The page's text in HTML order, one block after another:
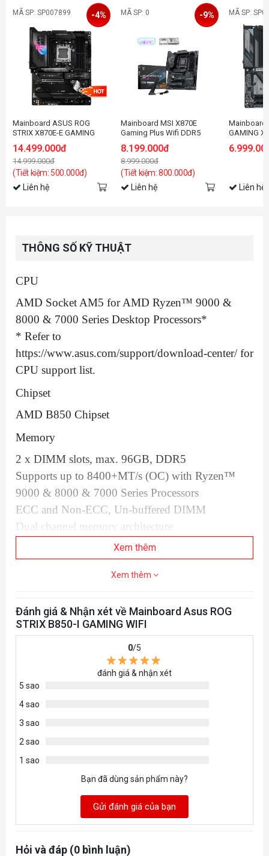
MÃ SP: SP007899
Mainboard ASUS ROG
STRIX X870E-E GAMING
14.499.000đ
14.999.000đ
(Tiết kiệm: 500.000đ)
-4%
Liên hệ
MÃ SP: 0
Mainboard MSI X870E
Gaming Plus Wifi DDR5
8.199.000đ
8.999.000đ
(Tiết kiệm: 800.000đ)
-9%
Liên hệ
MÃ SP:
Mainboard
GAMING X
Liên hệ
THÔNG SỐ KỸ THUẬT
CPU
AMD Socket AM5 for AMD Ryzen™ 9000 &
8000 & 7000 Series Desktop Processors*
* Refer to
https://www.asus.com/support/download-center/ for
CPU support list.
Chipset
AMD B850 Chipset
Memory
2 x DIMM slots, max. 96GB, DDR5
Supports up to 8400+MT/s (OC) with Ryzen™
9000 & 8000 & 7000 Series Processors
ECC and Non-ECC, Un-buffered DIMM
Dual channel memory architecture
Supports AMD Extended Profiles for Overclocking
(EXPO™)
ASUS Enhanced Memory Profile (AEMP)
number of DRAM modules vary depending on the
CPU and memory configuration, for more
information please refer to CPU/Memory Support
list under the Support tab of product information
** Non-ECC, un-buffered DDR5 memory
supports On-Die ECC function.
1 x HDMI™ port***
display outputs****
* Graphics specifications may vary between CPU
Xem thêm
Xem thêm
Đánh giá & Nhận xét về Mainboard Asus ROG
STRIX B850-I GAMING WIFI
0/5
đánh giá & nhận xét
5 sao
4 sao
3 sao
2 sao
1 sao
Bạn đã dùng sản phẩm này?
Gửi đánh giá của bạn
Hỏi và đáp (0 bình luận)